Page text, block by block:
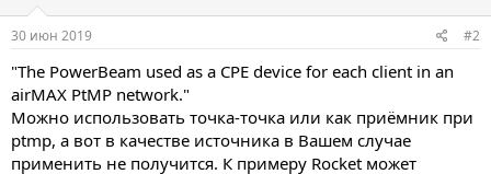
30 июн 2019 #2
"The PowerBeam used as a CPE device for each client in an
airMAX PtMP network."
Можно использовать точка-точка или как приёмник при
ptmp, а вот в качестве источника в Вашем случае
применить не получится. К примеру Rocket может